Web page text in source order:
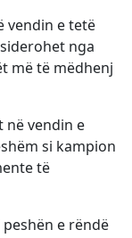
vendin e tetë
nga
më të mëdhenj
në vendin e
si kampion
të
e rëndë